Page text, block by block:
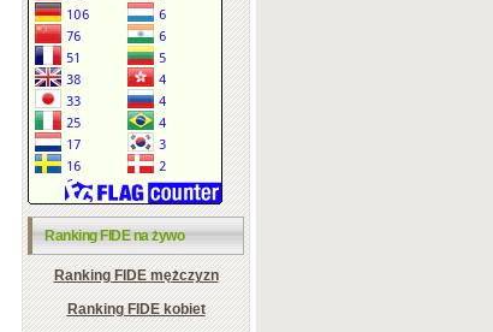
Ranking FIDE na żywo
Ranking FIDE mężczyzn
Ranking FIDE kobiet